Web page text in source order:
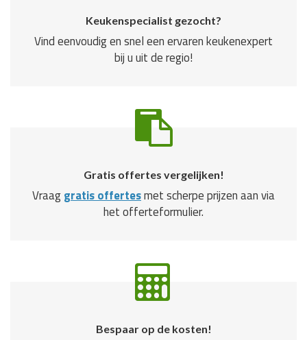
Keukenspecialist gezocht?
Vind eenvoudig en snel een ervaren keukenexpert
bij u uit de regio!
Gratis offertes vergelijken!
Vraaggratis offertesmet scherpe prijzen aan via
het offerteformulier.
Bespaar op de kosten!